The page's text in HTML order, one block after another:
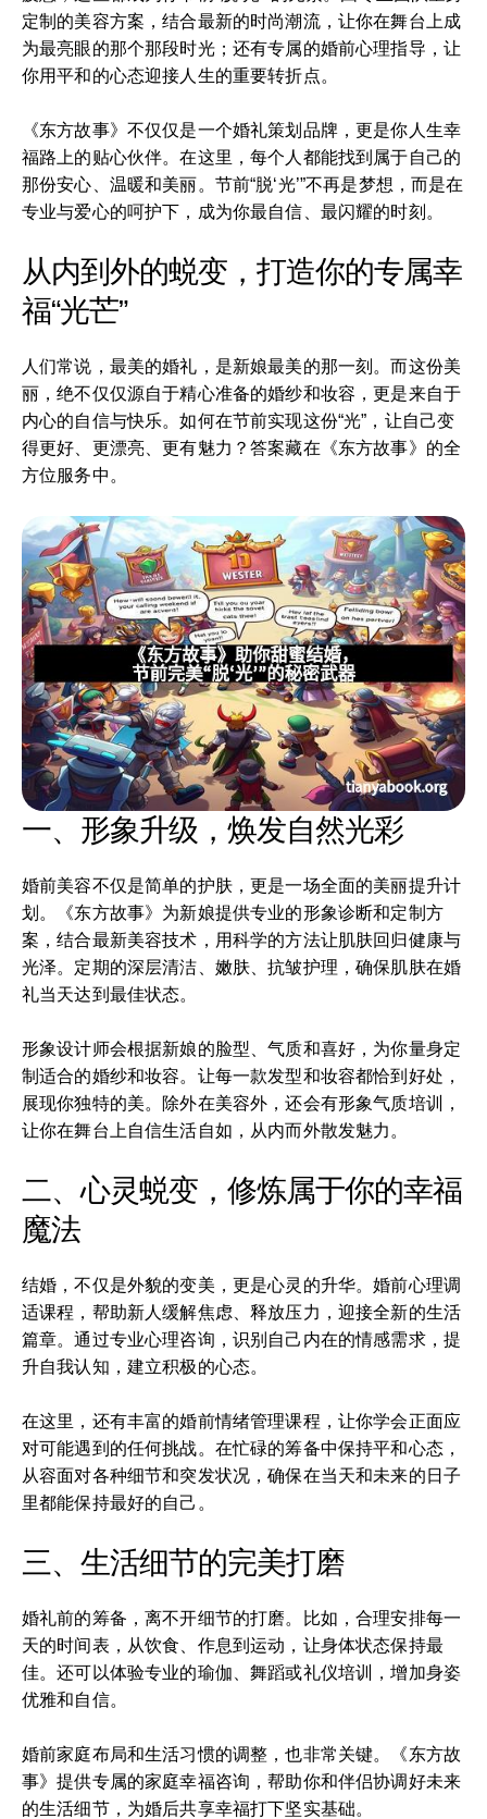
定制的美容方案，结合最新的时尚潮流，让你在舞台上成
为最亮眼的那个那段时光；还有专属的婚前心理指导，让
你用平和的心态迎接人生的重要转折点。
《东方故事》不仅仅是一个婚礼策划品牌，更是你人生幸
福路上的贴心伙伴。在这里，每个人都能找到属于自己的
那份安心、温暖和美丽。节前“脱‘光’”不再是梦想，而是在
专业与爱心的呵护下，成为你最自信、最闪耀的时刻。
从内到外的蜕变，打造你的专属幸
福“光芒”
人们常说，最美的婚礼，是新娘最美的那一刻。而这份美
丽，绝不仅仅源自于精心准备的婚纱和妆容，更是来自于
内心的自信与快乐。如何在节前实现这份“光”，让自己变
得更好、更漂亮、更有魅力？答案藏在《东方故事》的全
方位服务中。
一、形象升级，焕发自然光彩
婚前美容不仅是简单的护肤，更是一场全面的美丽提升计
划。《东方故事》为新娘提供专业的形象诊断和定制方
案，结合最新美容技术，用科学的方法让肌肤回归健康与
光泽。定期的深层清洁、嫩肤、抗皱护理，确保肌肤在婚
礼当天达到最佳状态。
形象设计师会根据新娘的脸型、气质和喜好，为你量身定
制适合的婚纱和妆容。让每一款发型和妆容都恰到好处，
展现你独特的美。除外在美容外，还会有形象气质培训，
让你在舞台上自信生活自如，从内而外散发魅力。
二、心灵蜕变，修炼属于你的幸福
魔法
结婚，不仅是外貌的变美，更是心灵的升华。婚前心理调
适课程，帮助新人缓解焦虑、释放压力，迎接全新的生活
篇章。通过专业心理咨询，识别自己内在的情感需求，提
升自我认知，建立积极的心态。
在这里，还有丰富的婚前情绪管理课程，让你学会正面应
对可能遇到的任何挑战。在忙碌的筹备中保持平和心态，
从容面对各种细节和突发状况，确保在当天和未来的日子
里都能保持最好的自己。
三、生活细节的完美打磨
婚礼前的筹备，离不开细节的打磨。比如，合理安排每一
天的时间表，从饮食、作息到运动，让身体状态保持最
佳。还可以体验专业的瑜伽、舞蹈或礼仪培训，增加身姿
优雅和自信。
婚前家庭布局和生活习惯的调整，也非常关键。《东方故
事》提供专属的家庭幸福咨询，帮助你和伴侣协调好未来
的生活细节，为婚后共享幸福打下坚实基础。